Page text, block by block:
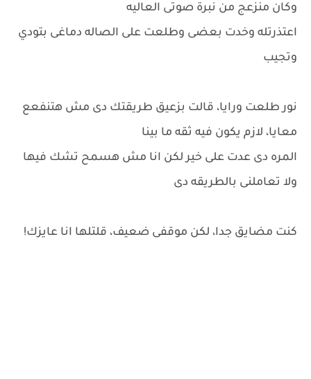
وكان منزعج من نبرة صوتى العاليه
اعتذرتله وخدت بعضى وطلعت على الصاله دماغى بتودي
وتجيب
نور طلعت ورايا، قالت بزعيق طريقتك دى مش هتنفعع
معايا، لازم يكون فيه ثقه ما بينا
المره دى عدت على خير لكن انا مش هسمح تشك فيها
ولا تعاملنى بالطريقه دى
كنت مضايق جدا، لكن موقفى ضعيف، قلتلها انا عايزك!